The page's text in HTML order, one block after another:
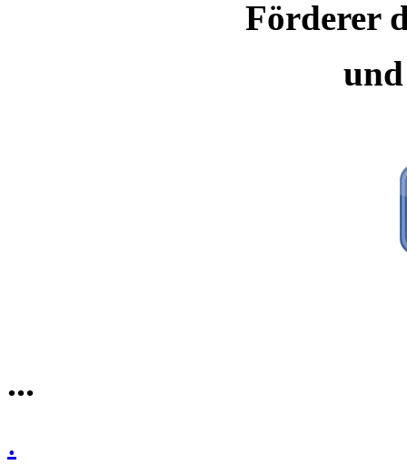
Förderer
...
.